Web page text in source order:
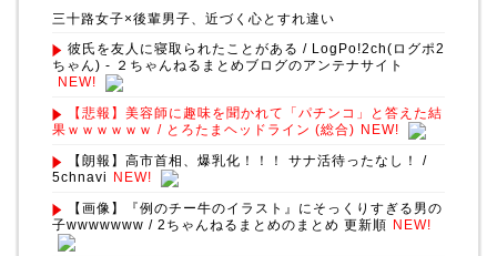
三十路女子×後輩男子、近づく心とすれ違い
彼氏を友人に寝取られたことがある / LogPo!2ch(ログポ2
ちゃん) - ２ちゃんねるまとめブログのアンテナサイト
NEW!
【悲報】美容師に趣味を聞かれて「パチンコ」と答えた結
果ｗｗｗｗｗｗ / とろたまヘッドライン (総合) NEW!
【朗報】高市首相、爆乳化！！！ サナ活待ったなし！ /
5chnavi
NEW!
【画像】『例のチー牛のイラスト』にそっくりすぎる男の
子wwwwwww / 2ちゃんねるまとめのまとめ 更新順 NEW!